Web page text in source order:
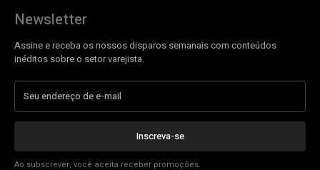
Newsletter
Assine e receba os nossos disparos semanais com conteúdos
inéditos sobre o setor varejista.
Inscreva-se
Ao subscrever, você aceita receber promoções.